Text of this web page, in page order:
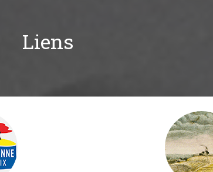
Liens